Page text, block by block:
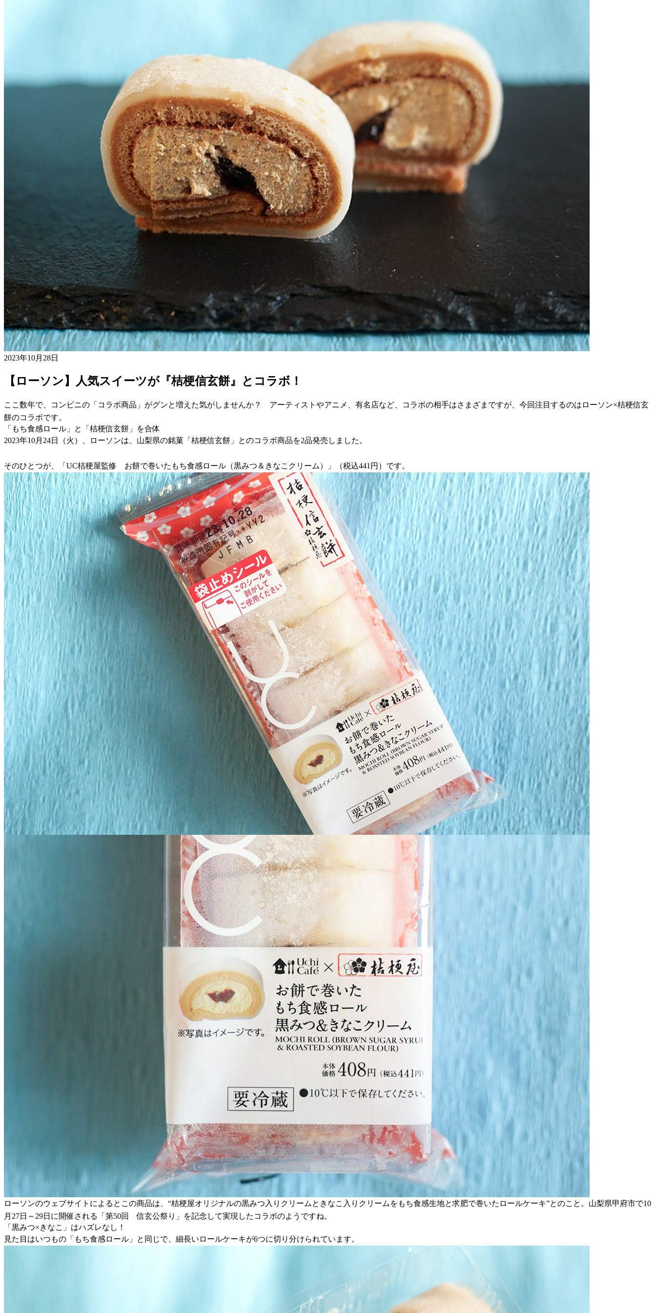
2023年10月28日
【ローソン】人気スイーツが『桔梗信玄餅』とコラボ！
ここ数年で、コンビニの「コラボ商品」がグンと増えた気がしませんか？ アーティストやアニメ、有名店など、コラボの相手はさまざまですが、今回注目するのはローソン×桔梗信玄
餅のコラボです。
「もち食感ロール」と「桔梗信玄餅」を合体
2023年10月24日（火）、ローソンは、山梨県の銘菓「桔梗信玄餅」とのコラボ商品を2品発売しました。
そのひとつが、「UC桔梗屋監修 お餅で巻いたもち食感ロール（黒みつ＆きなこクリーム）」（税込441円）です。
ローソンのウェブサイトによるとこの商品は、“桔梗屋オリジナルの黒みつ入りクリームときなこ入りクリームをもち食感生地と求肥で巻いたロールケーキ”とのこと。山梨県甲府市で10
月27日～29日に開催される「第50回 信玄公祭り」を記念して実現したコラボのようですね。
「黒みつ×きなこ」はハズレなし！
見た目はいつもの「もち食感ロール」と同じで、細長いロールケーキが6つに切り分けられています。